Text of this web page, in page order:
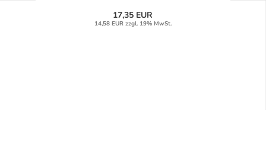
17,35 EUR
14,58 EUR zzgl. 19% MwSt.